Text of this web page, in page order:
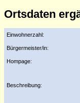
Ortsdaten
Einwohnerzahl:
Bürgermeister/in:
Hompage:
Beschreibung: